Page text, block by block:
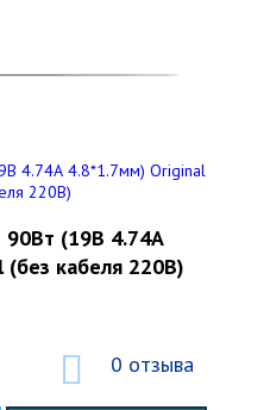
90Вт (19В 4.74А
кабеля 220В)
0 отзыва